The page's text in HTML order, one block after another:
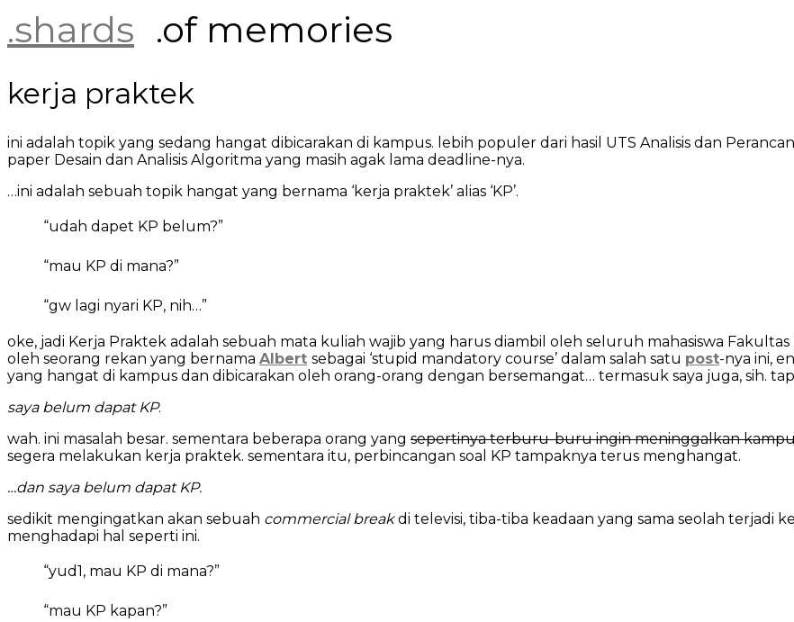
Skip
to
content
.shards .of memories
kerja praktek
ini adalah topik yang sedang hangat dibicarakan di kampus. lebih populer dari hasil UTS Analisis dan
paper Desain dan Analisis Algoritma yang masih agak lama deadline-nya.
…ini adalah sebuah topik hangat yang bernama ‘kerja praktek’ alias ‘KP’.
“udah dapet KP belum?”
“mau KP di mana?”
“gw lagi nyari KP, nih…”
oke, jadi Kerja Praktek adalah sebuah mata kuliah wajib yang harus diambil oleh seluruh mahasiswa
oleh seorang rekan yang bernama Albert sebagai ‘stupid mandatory course’ dalam salah satu post-nya ini,
yang hangat di kampus dan dibicarakan oleh orang-orang dengan bersemangat… termasuk saya juga, sih.
saya belum dapat KP.
wah. ini masalah besar. sementara beberapa orang yang sepertinya terburu-buru ingin meninggalkan
segera melakukan kerja praktek. sementara itu, perbincangan soal KP tampaknya terus menghangat.
…dan saya belum dapat KP.
sedikit mengingatkan akan sebuah commercial breakdi televisi, tiba-tiba keadaan yang sama seolah terjadi
menghadapi hal seperti ini.
“yud1, mau KP di mana?”
“mau KP kapan?”